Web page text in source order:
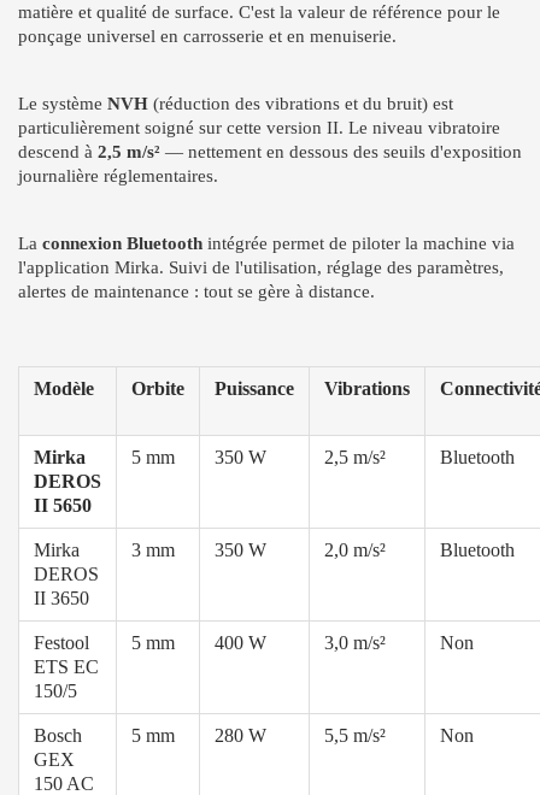
matière et qualité de surface. C'est la valeur de référence pour le
ponçage universel en carrosserie et en menuiserie.
Le système NVH (réduction des vibrations et du bruit) est
particulièrement soigné sur cette version II. Le niveau vibratoire
descend à 2,5 m/s² — nettement en dessous des seuils d'exposition
journalière réglementaires.
La connexion Bluetooth intégrée permet de piloter la machine via
l'application Mirka. Suivi de l'utilisation, réglage des paramètres,
alertes de maintenance : tout se gère à distance.
Modèle Orbite Puissance Vibrations
Mirka
DEROS
II 5650
5 mm 350 W 2,5 m/s² Bluetooth
Mirka
DEROS
II 3650
3 mm 350 W 2,0 m/s² Bluetooth
Festool
ETS EC
150/5
5 mm 400 W 3,0 m/s² Non
Bosch
GEX
150 AC
5 mm 280 W 5,5 m/s² Non